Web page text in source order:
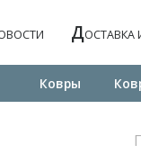
ДОСТАВКА
Ковры